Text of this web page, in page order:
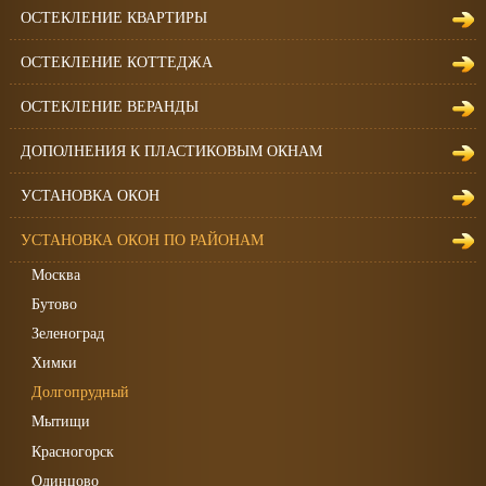
ОСТЕКЛЕНИЕ КВАРТИРЫ
ОСТЕКЛЕНИЕ КОТТЕДЖА
ОСТЕКЛЕНИЕ ВЕРАНДЫ
ДОПОЛНЕНИЯ К ПЛАСТИКОВЫМ ОКНАМ
УСТАНОВКА ОКОН
УСТАНОВКА ОКОН ПО РАЙОНАМ
Москва
Бутово
Зеленоград
Химки
Долгопрудный
Мытищи
Красногорск
Одинцово